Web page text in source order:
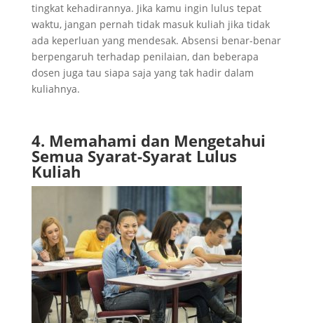
tingkat kehadirannya. Jika kamu ingin lulus tepat
waktu, jangan pernah tidak masuk kuliah jika tidak
ada keperluan yang mendesak. Absensi benar-benar
berpengaruh terhadap penilaian, dan beberapa
dosen juga tau siapa saja yang tak hadir dalam
kuliahnya.
4. Memahami dan Mengetahui
Semua Syarat-Syarat Lulus
Kuliah